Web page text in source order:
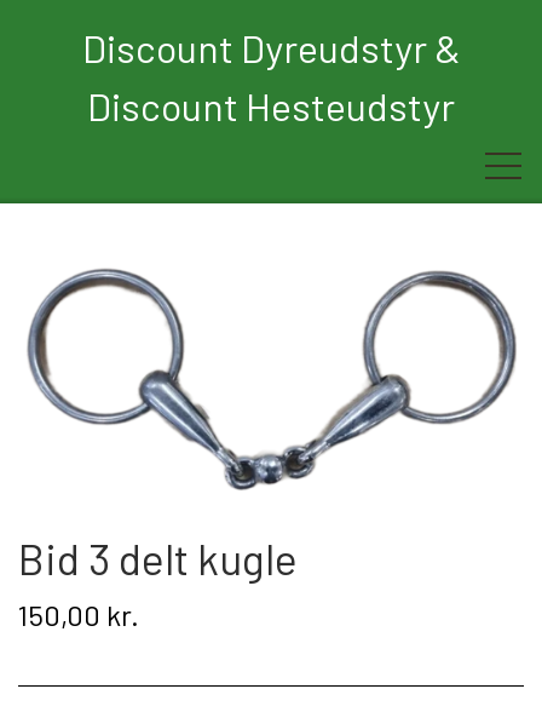
Discount Dyreudstyr &
Discount Hesteudstyr
Børn
Kat
Bid 3 delt kugle
150,00 kr.